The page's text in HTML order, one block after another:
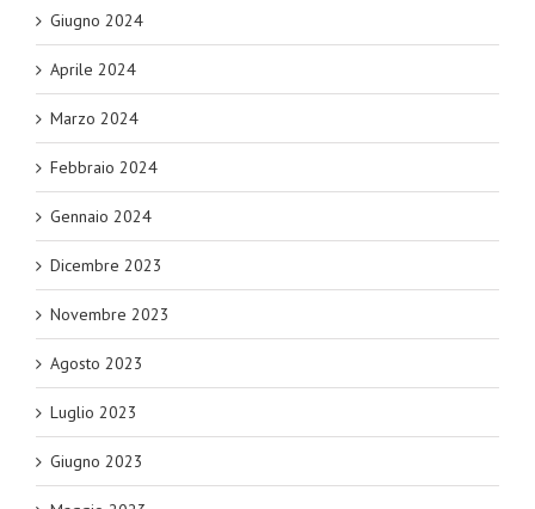
Giugno 2024
Aprile 2024
Marzo 2024
Febbraio 2024
Gennaio 2024
Dicembre 2023
Novembre 2023
Agosto 2023
Luglio 2023
Giugno 2023